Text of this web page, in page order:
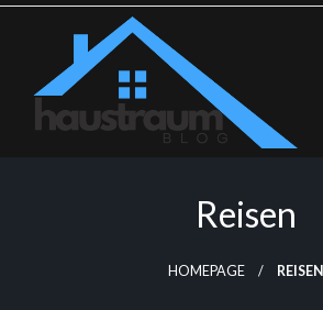
Skip
Reisen
HOMEPAGE REISEN